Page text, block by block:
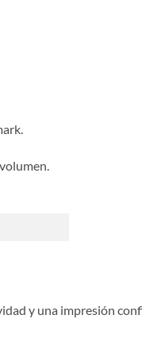
y una impresión